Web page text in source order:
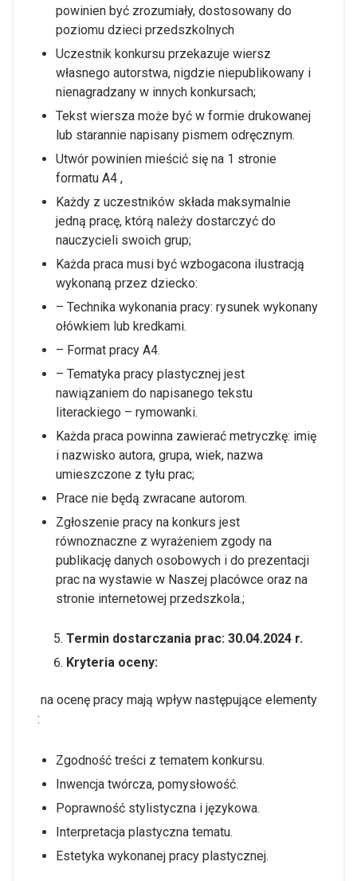
powinien być zrozumiały, dostosowany do
poziomu dzieci przedszkolnych
Uczestnik konkursu przekazuje wiersz
własnego autorstwa, nigdzie niepublikowany i
nienagradzany w innych konkursach;
Tekst wiersza może być w formie drukowanej
lub starannie napisany pismem odręcznym.
Utwór powinien mieścić się na 1 stronie
formatu A4 ,
Każdy z uczestników składa maksymalnie
jedną pracę, którą należy dostarczyć do
nauczycieli swoich grup;
Każda praca musi być wzbogacona ilustracją
wykonaną przez dziecko:
– Technika wykonania pracy: rysunek wykonany
ołówkiem lub kredkami.
– Format pracy A4.
– Tematyka pracy plastycznej jest
nawiązaniem do napisanego tekstu
literackiego – rymowanki.
Każda praca powinna zawierać metryczkę: imię
i nazwisko autora, grupa, wiek, nazwa
umieszczone z tyłu prac;
Prace nie będą zwracane autorom.
Zgłoszenie pracy na konkurs jest
równoznaczne z wyrażeniem zgody na
publikację danych osobowych i do prezentacji
prac na wystawie w Naszej placówce oraz na
stronie internetowej przedszkola.;
Termin dostarczania prac: 30.04.2024 r.
Kryteria oceny:
na ocenę pracy mają wpływ następujące elementy
:
Zgodność treści z tematem konkursu.
Inwencja twórcza, pomysłowość.
Poprawność stylistyczna i językowa.
Interpretacja plastyczna tematu.
Estetyka wykonanej pracy plastycznej.